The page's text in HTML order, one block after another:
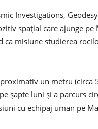
Investigations,
spaţial care ajunge
ca misiune studierea
un metru
şapte luni şi a parcurs
cu echipaj uman pe